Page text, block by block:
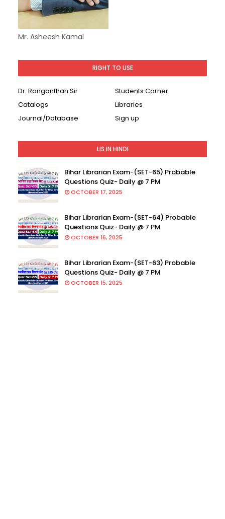
Mr. Asheesh Kamal
RIGHT TO USE
Dr. Ranganthan Sir
Students Corner
Catalogs
Libraries
Journal/Database
Sign up
LIS IN HINDI
Bihar Librarian Exam-(SET-65) Probable
Questions Quiz- Daily @ 7 PM
OCTOBER 17, 2025
Bihar Librarian Exam-(SET-64) Probable
Questions Quiz- Daily @ 7 PM
OCTOBER 16, 2025
Bihar Librarian Exam-(SET-63) Probable
Questions Quiz- Daily @ 7 PM
OCTOBER 15, 2025